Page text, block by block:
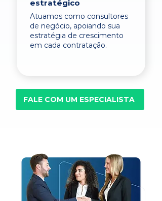
estratégico
Atuamos como consultores
de negócio, apoiando sua
estratégia de crescimento
em cada contratação.
FALE COM UM ESPECIALISTA